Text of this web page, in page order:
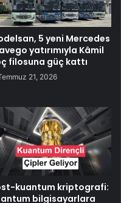
5 yeni Mercedes
yatırımıyla Kâmil
filosuna güç kattı
21, 2026
kuantum kriptografi:
bilgisayarlara